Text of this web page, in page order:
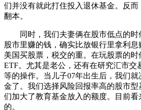
们并没有就此打住投入退休基金。反而
翻本。
同时，我们夫妻俩在股市低点的时
股市里赚的钱，确实比放银行里拿利
美国买股票，税交的重。在玩股票的
ETF。尤其是老公，还有在研究汇市交
等的操作。当儿子07年出生后，我们
金了。我们选择风险回报率高的股市
们加大了教育基金放入的额度。目前
的。